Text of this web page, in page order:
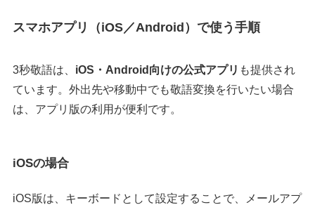
スマホアプリ（iOS／Android）で使う手順
3秒敬語は、 iOS・Android向けの公式アプリ も提供され
ています。外出先や移動中でも敬語変換を行いたい場合
は、アプリ版の利用が便利です。
iOSの場合
iOS版は、キーボードとして設定することで、メールアプ